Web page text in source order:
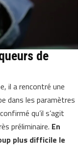
de
il a rencontré une
dans les paramètres
qu’il s’agit
préliminaire. En
plus difficile le